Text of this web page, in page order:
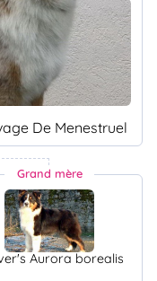
De Menestruel
Grand mère
Aurora borealis